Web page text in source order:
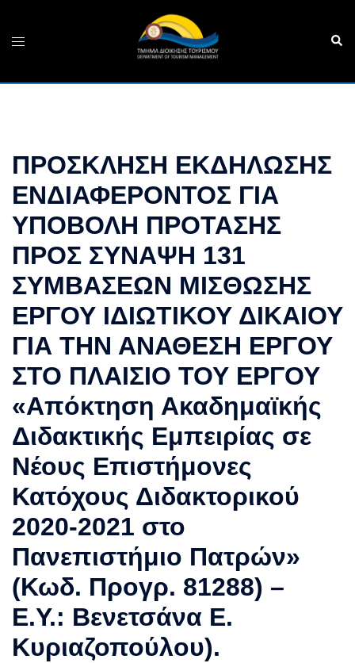
content
Toggle
ΠΡΟΣΚΛΗΣΗ ΕΚΔΗΛΩΣΗΣ
ΕΝΔΙΑΦΕΡΟΝΤΟΣ ΓΙΑ
ΥΠΟΒΟΛΗ ΠΡΟΤΑΣΗΣ
ΠΡΟΣ ΣΥΝΑΨΗ 131
ΣΥΜΒΑΣΕΩΝ ΜΙΣΘΩΣΗΣ
ΕΡΓΟΥ ΙΔΙΩΤΙΚΟΥ ΔΙΚΑΙΟΥ
ΓΙΑ ΤΗΝ ΑΝΑΘΕΣΗ ΕΡΓΟΥ
ΣΤΟ ΠΛΑΙΣΙΟ ΤΟΥ ΕΡΓΟΥ
«Απόκτηση Ακαδημαϊκής
Διδακτικής Εμπειρίας σε
Νέους Επιστήμονες
Κατόχους Διδακτορικού
2020-2021 στο
Πανεπιστήμιο Πατρών»
(Κωδ. Προγρ. 81288) –
Ε.Υ.: Βενετσάνα Ε.
Κυριαζοπούλου).